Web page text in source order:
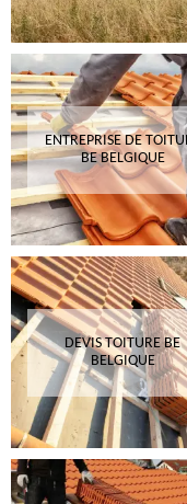
ENTREPRISE DE
BE BELGIQUE
DEVIS TOITURE BE
BELGIQUE